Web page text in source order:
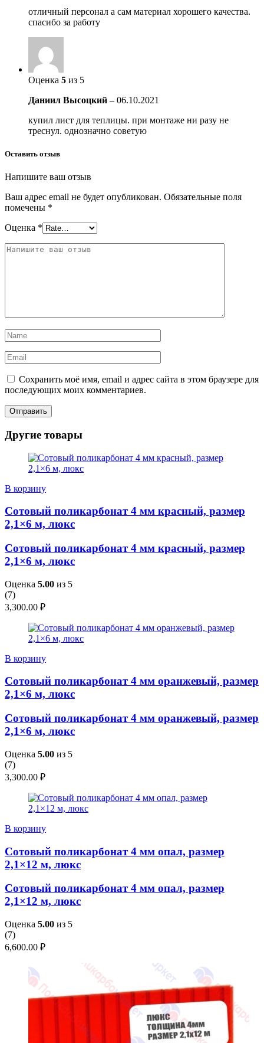
отличный персонал а сам материал хорошего качества.
спасибо за работу
Оценка 5 из 5
Даниил Высоцкий – 06.10.2021
купил лист для теплицы. при монтаже ни разу не
треснул. однозначно советую
Оставить отзыв
Напишите ваш отзыв
Ваш адрес email не будет опубликован. Обязательные поля
помечены *
Оценка *
Сохранить моё имя, email и адрес сайта в этом браузере для
последующих моих комментариев.
Другие товары
В корзину
Сотовый поликарбонат 4 мм красный, размер
2,1×6 м, люкс
Сотовый поликарбонат 4 мм красный, размер
2,1×6 м, люкс
Оценка 5.00 из 5
(7)
3,300.00 ₽
В корзину
Сотовый поликарбонат 4 мм оранжевый, размер
2,1×6 м, люкс
Сотовый поликарбонат 4 мм оранжевый, размер
2,1×6 м, люкс
Оценка 5.00 из 5
(7)
3,300.00 ₽
В корзину
Сотовый поликарбонат 4 мм опал, размер
2,1×12 м, люкс
Сотовый поликарбонат 4 мм опал, размер
2,1×12 м, люкс
Оценка 5.00 из 5
(7)
6,600.00 ₽